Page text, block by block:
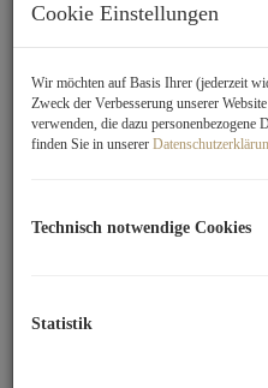
KEINE Parkplatzsuche mehr!
Cookie Einstellungen
Wir möchten auf Basis Ihrer (jederzeit
Zweck der Verbesserung unserer
verwenden, die dazu personenbezogene
finden Sie in unserer
Technisch notwendige Cookies
Statistik